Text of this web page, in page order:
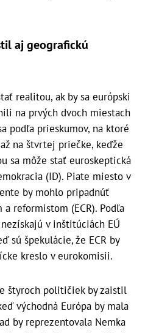
aj geografickú
realitou, ak by sa európski
na prvých dvoch miestach
podľa prieskumov, na ktoré
na štvrtej priečke, keďže
sa môže stať euroskeptická
(ID). Piate miesto v
by mohlo pripadnúť
reformistom (ECR). Podľa
v inštitúciách EÚ
sú špekulácie, že ECR by
kreslo v eurokomisii.
štyroch političiek by zaistil
východná Európa by mala
by reprezentovala Nemka